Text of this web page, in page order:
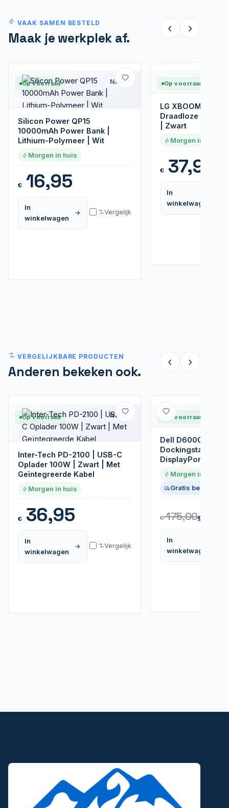
VAAK SAMEN BESTELD
Maak je werkplek af.
‹ ›
Op voorraad Nieuw
Silicon Power QP15
10000mAh Power Bank |
Lithium-Polymeer | Wit
Morgen in huis
€16,95
In
winkelwagen
Vergelijk
Op voorraad
LG XBOOM Go
Draadloze
| Zwart
Morgen in huis
€37,95
In
winkelwagen
VERGELIJKBARE PRODUCTEN
Anderen bekeken ook.
‹ ›
Op voorraad Nieuw
Inter-Tech PD-2100 | USB-C
Oplader 100W | Zwart | Met
Geïntegreerde Kabel
Morgen in huis
€36,95
In
winkelwagen
Vergelijk
Op voorraad
Dell D6000
Dockingstation —
DisplayPort,
Morgen in huis
Gratis bezorgd
€175,00€
In
winkelwagen